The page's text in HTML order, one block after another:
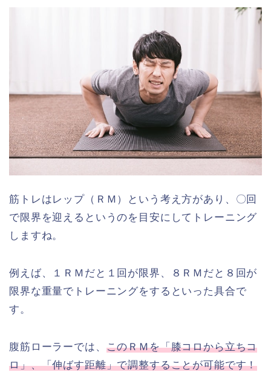
筋トレはレップ（ＲＭ）という考え方があり、〇回
で限界を迎えるというのを目安にしてトレーニング
しますね。
例えば、１ＲＭだと１回が限界、８ＲＭだと８回が
限界な重量でトレーニングをするといった具合で
す。
腹筋ローラーでは、 このＲＭを「膝コロから立ちコ
ロ」、「伸ばす距離」で調整することが可能です！